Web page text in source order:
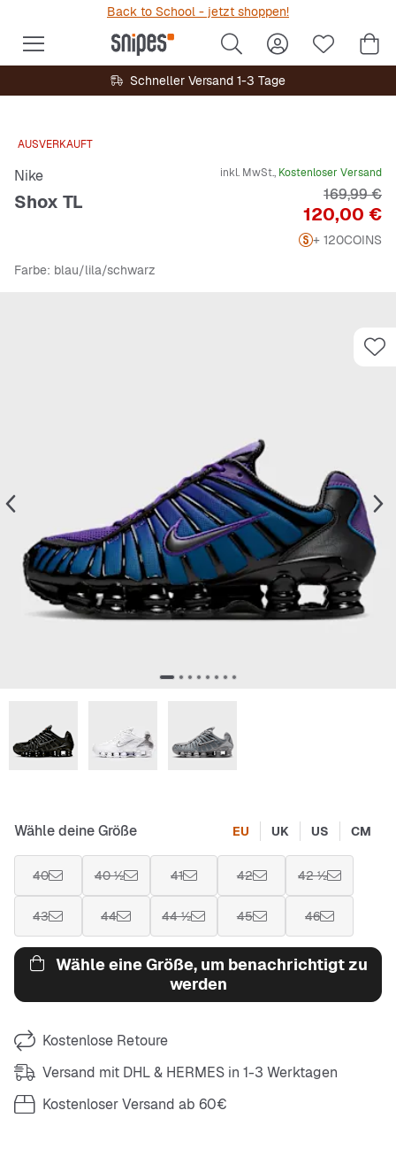
Back to School - jetzt shoppen!
Schneller Versand 1-3 Tage
AUSVERKAUFT
Nike
Shox TL
inkl. MwSt., Kostenloser Versand
Preis
120,00 €
169,99 €
+ 120COINS
Farbe: blau/lila/schwarz
Wähle deine Größe EU UK US CM
40 40 ½ 41 42 42 ½
43 44 44 ½ 45 46
Wähle eine Größe, um benachrichtigt zu
werden
Kostenlose Retoure
Versand mit DHL & HERMES in 1-3 Werktagen
Kostenloser Versand ab 60€